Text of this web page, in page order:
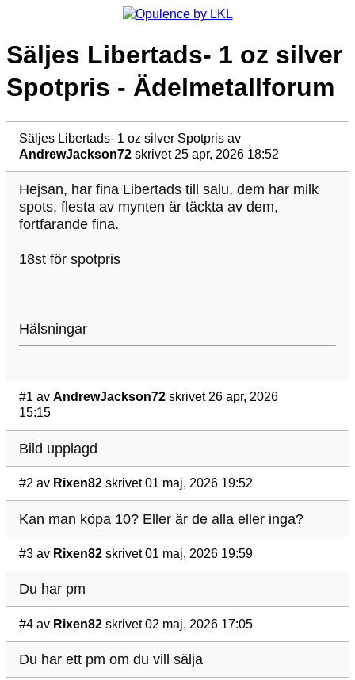
Säljes Libertads- 1 oz silver
Spotpris - Ädelmetallforum
Säljes Libertads- 1 oz silver Spotpris av
AndrewJackson72 skrivet 25 apr, 2026 18:52
Hejsan, har fina Libertads till salu, dem har milk
spots, flesta av mynten är täckta av dem,
fortfarande fina.
18st för spotpris
Hälsningar
#1 av AndrewJackson72 skrivet 26 apr, 2026
15:15
Bild upplagd
#2 av Rixen82 skrivet 01 maj, 2026 19:52
Kan man köpa 10? Eller är de alla eller inga?
#3 av Rixen82 skrivet 01 maj, 2026 19:59
Du har pm
#4 av Rixen82 skrivet 02 maj, 2026 17:05
Du har ett pm om du vill sälja